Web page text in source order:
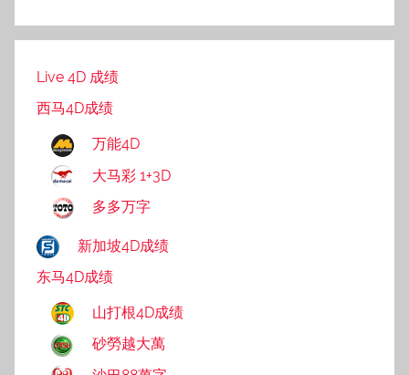
Live 4D 成绩
西马4D成绩
万能4D
大马彩 1+3D
多多万字
新加坡4D成绩
东马4D成绩
山打根4D成绩
砂勞越大萬